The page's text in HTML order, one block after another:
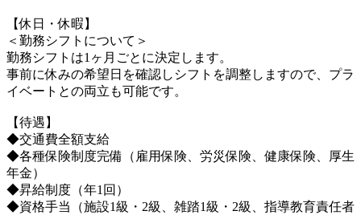
【休日・休暇】
＜勤務シフトについて＞
勤務シフトは1ヶ月ごとに決定します。
事前に休みの希望日を確認しシフトを調整しますので、プラ
イベートとの両立も可能です。
【待遇】
◆交通費全額支給
◆各種保険制度完備（雇用保険、労災保険、健康保険、厚生
年金）
◆昇給制度（年1回）
◆資格手当（施設1級・2級、雑踏1級・2級、指導教育責任者